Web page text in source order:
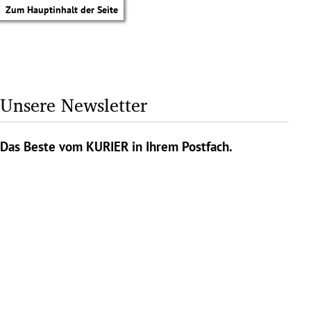
Zum Hauptinhalt der Seite
Unsere Newsletter
Das Beste vom KURIER in Ihrem Postfach.